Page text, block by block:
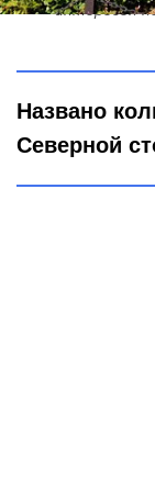
интересен
Названо
Северной